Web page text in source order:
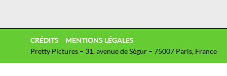
CRÉDITS
MENTIONS LÉGALES
Pretty Pictures – 31, avenue de Ségur – 75007 Paris, France